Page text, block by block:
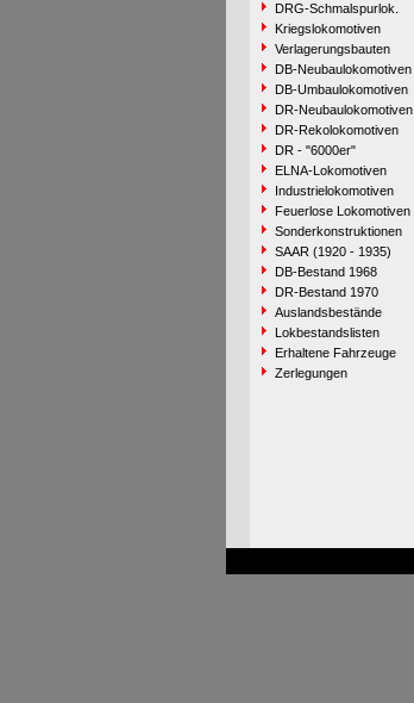
DRG-Schmalspurlok.
Kriegslokomotiven
Verlagerungsbauten
DB-Neubaulokomotiven
DB-Umbaulokomotiven
DR-Neubaulokomotiven
DR-Rekolokomotiven
DR - "6000er"
ELNA-Lokomotiven
Industrielokomotiven
Feuerlose Lokomotiven
Sonderkonstruktionen
SAAR (1920 - 1935)
DB-Bestand 1968
DR-Bestand 1970
Auslandsbestände
Lokbestandslisten
Erhaltene Fahrzeuge
Zerlegungen